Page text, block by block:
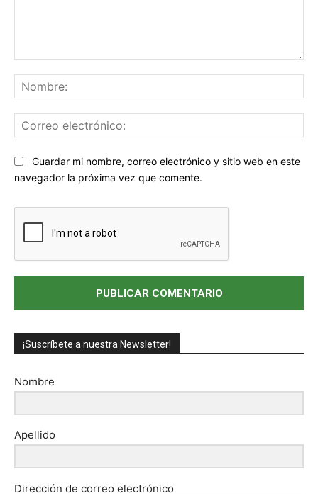
Sitio
web:
Guardar mi nombre, correo electrónico y sitio web en este
navegador la próxima vez que comente.
¡Suscríbete a nuestra Newsletter!
Nombre
Apellido
Dirección de correo electrónico